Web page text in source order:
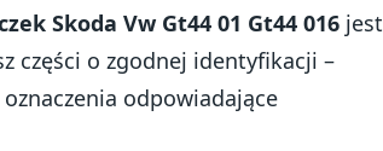
Skoda Vw Gt44 01 Gt44 016 jest
części o zgodnej identyfikacji –
odpowiadające